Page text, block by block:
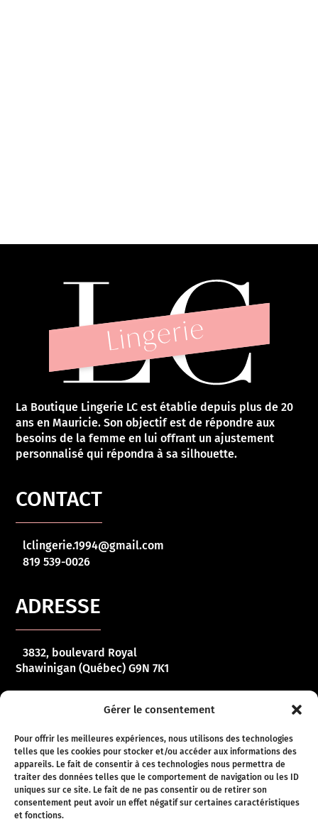
Gérer le consentement
Pour offrir les meilleures expériences, nous utilisons des technologies
telles que les cookies pour stocker et/ou accéder aux informations des
appareils. Le fait de consentir à ces technologies nous permettra de
traiter des données telles que le comportement de navigation ou les ID
uniques sur ce site. Le fait de ne pas consentir ou de retirer son
consentement peut avoir un effet négatif sur certaines caractéristiques
et fonctions.
La Boutique Lingerie LC est établie depuis plus de 20
ans en Mauricie. Son objectif est de répondre aux
besoins de la femme en lui offrant un ajustement
personnalisé qui répondra à sa silhouette.
CONTACT
lclingerie.1994@gmail.com
819 539-0026
ADRESSE
3832, boulevard Royal
Shawinigan (Québec) G9N 7K1
Lundi – vendredi :10 h 00 – 17 h 00
Samedi :10 h 00 – 16 h 00
Dimanche :